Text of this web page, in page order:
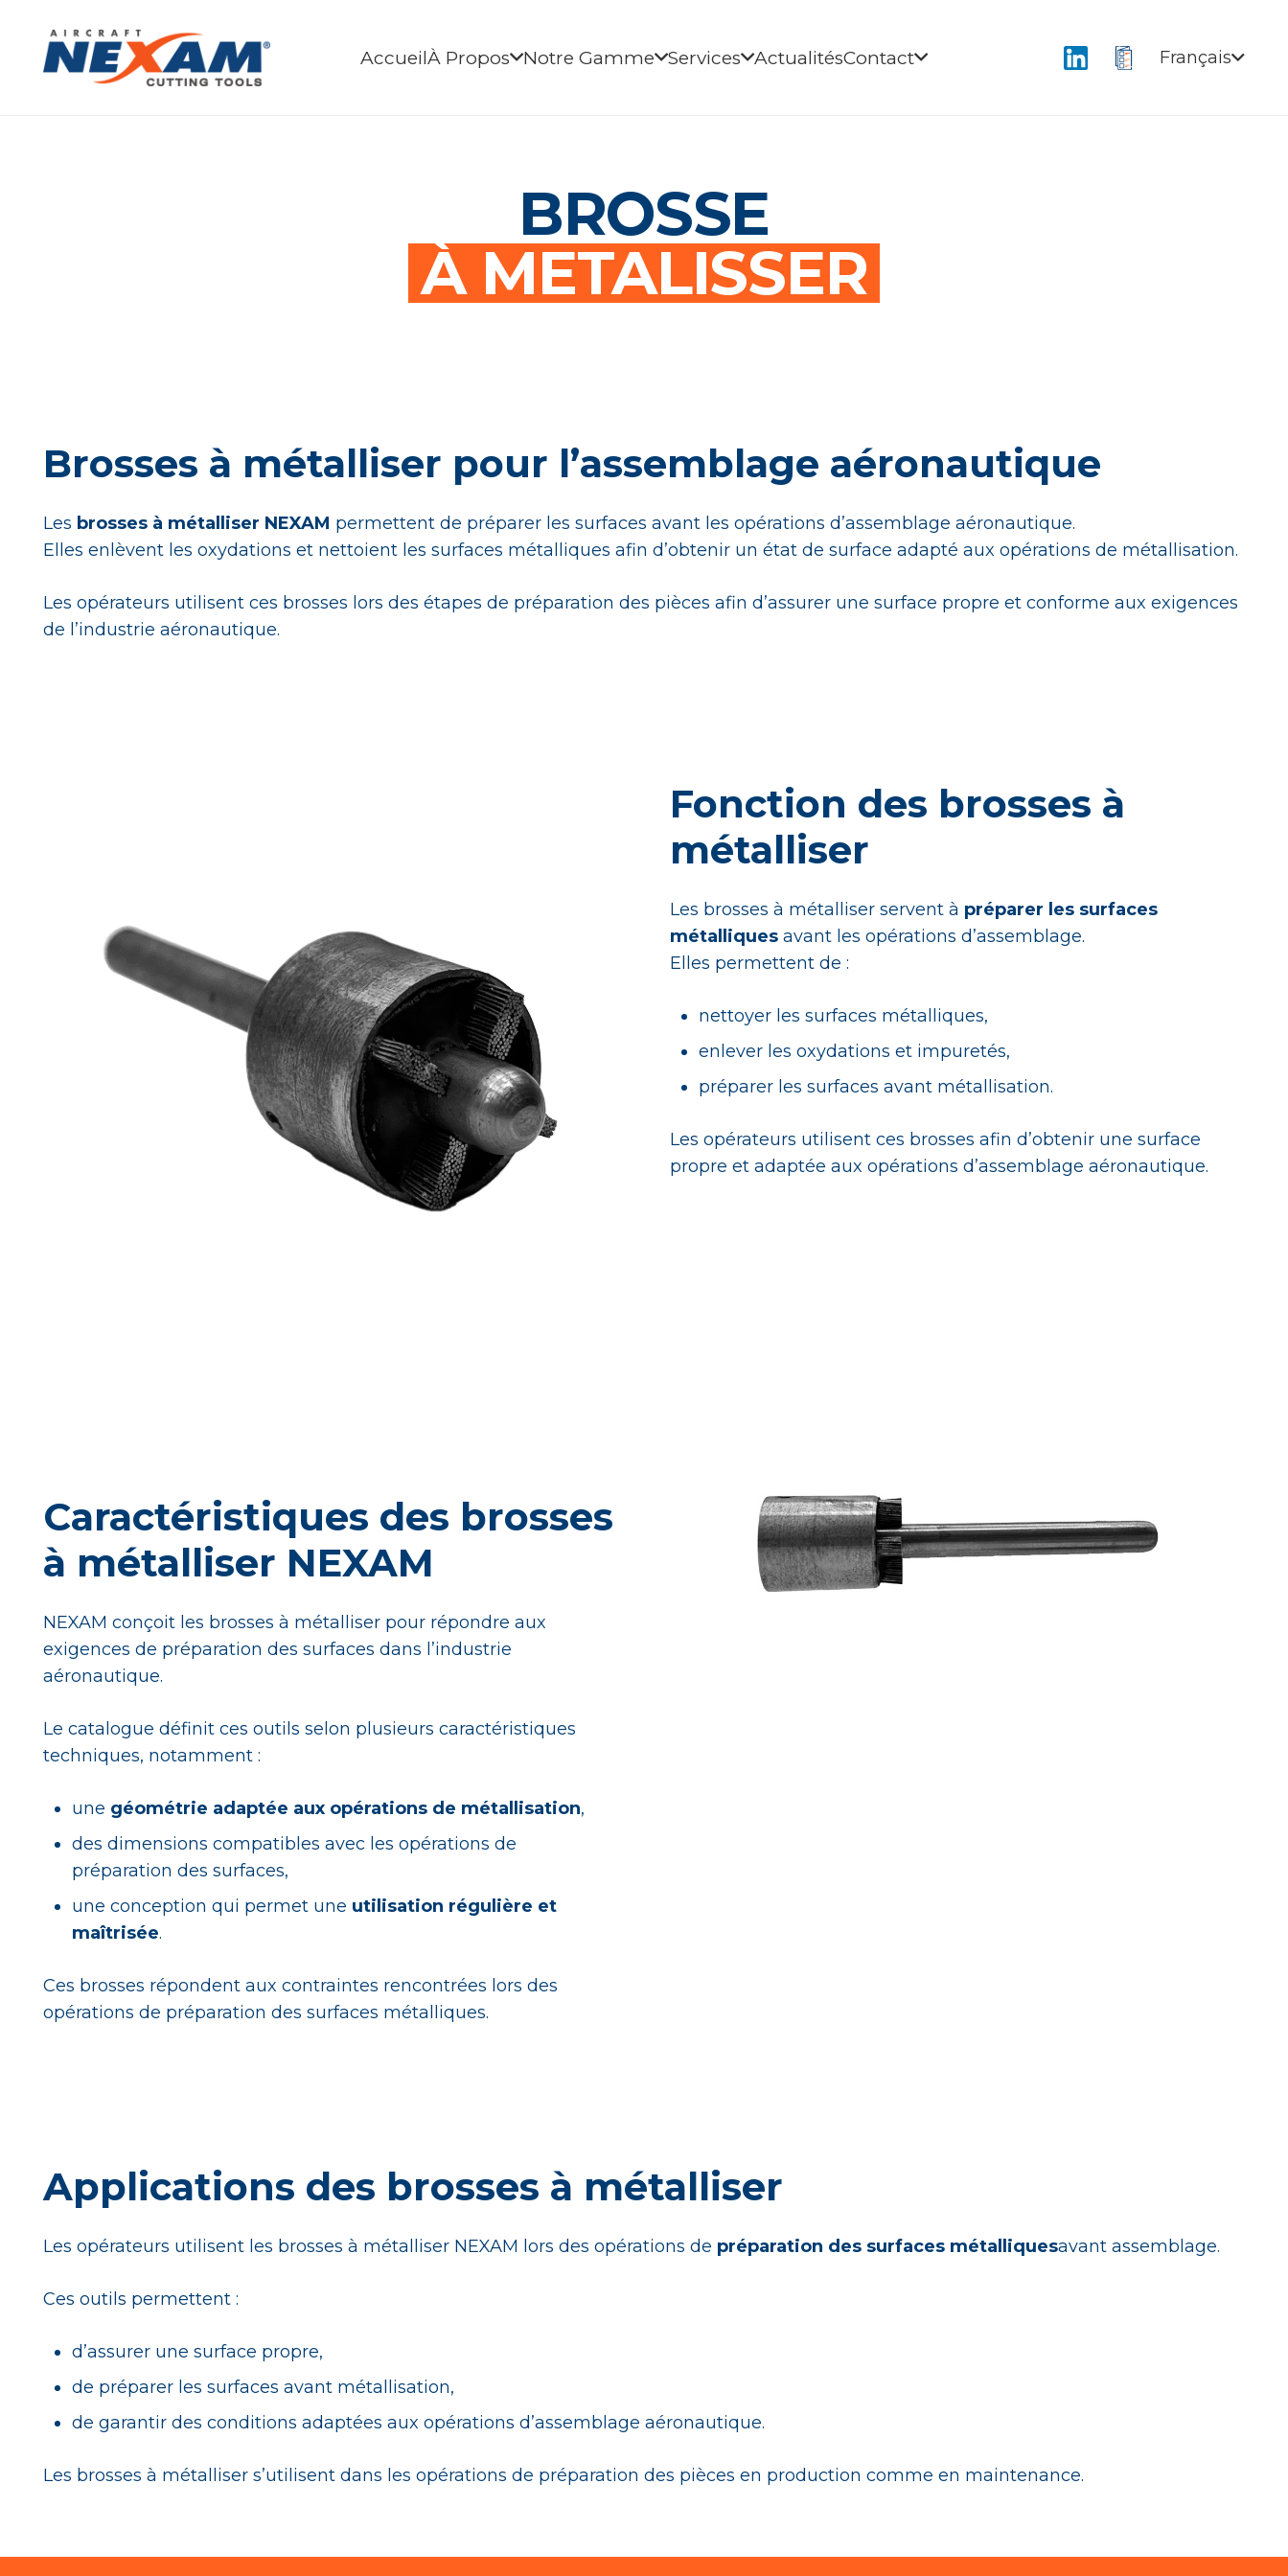
AccueilÀ Propos Notre Gamme Services ActualitésContact Français
BROSSE
À METALISSER
Brosses à métalliser pour l’assemblage aéronautique
Les brosses à métalliser NEXAM permettent de préparer les surfaces avant les opérations d’assemblage aéronautique.
Elles enlèvent les oxydations et nettoient les surfaces métalliques afin d’obtenir un état de surface adapté aux opérations de métallisation.
Les opérateurs utilisent ces brosses lors des étapes de préparation des pièces afin d’assurer une surface propre et conforme aux exigences
de l’industrie aéronautique.
Fonction des brosses à
métalliser
Les brosses à métalliser servent à préparer les surfaces
métalliques avant les opérations d’assemblage.
Elles permettent de :
nettoyer les surfaces métalliques,
enlever les oxydations et impuretés,
préparer les surfaces avant métallisation.
Les opérateurs utilisent ces brosses afin d’obtenir une surface
propre et adaptée aux opérations d’assemblage aéronautique.
Caractéristiques des brosses
à métalliser NEXAM
NEXAM conçoit les brosses à métalliser pour répondre aux
exigences de préparation des surfaces dans l’industrie
aéronautique.
Le catalogue définit ces outils selon plusieurs caractéristiques
techniques, notamment :
une géométrie adaptée aux opérations de métallisation,
des dimensions compatibles avec les opérations de
préparation des surfaces,
une conception qui permet une utilisation régulière et
maîtrisée.
Ces brosses répondent aux contraintes rencontrées lors des
opérations de préparation des surfaces métalliques.
Applications des brosses à métalliser
Les opérateurs utilisent les brosses à métalliser NEXAM lors des opérations de préparation des surfaces métalliquesavant assemblage.
Ces outils permettent :
d’assurer une surface propre,
de préparer les surfaces avant métallisation,
de garantir des conditions adaptées aux opérations d’assemblage aéronautique.
Les brosses à métalliser s’utilisent dans les opérations de préparation des pièces en production comme en maintenance.